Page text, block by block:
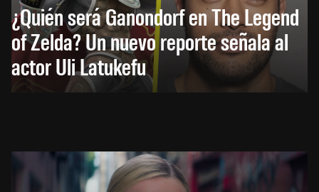
¿Quién será Ganondorf en The Legend
of Zelda? Un nuevo reporte señala al
actor Uli Latukefu